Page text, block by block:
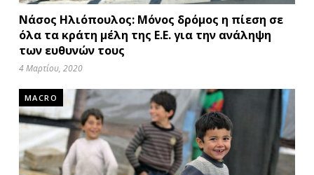
Νάσος Ηλιόπουλος: Μόνος δρόμος η πίεση σε
όλα τα κράτη μέλη της Ε.Ε. για την ανάληψη
των ευθυνών τους
4 Μαρτίου, 2020
MACRO